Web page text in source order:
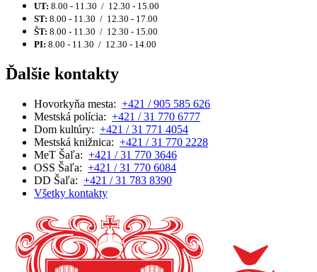
UT: 8.00 - 11.30 / 12.30 - 15.00
ST: 8.00 - 11.30 / 12.30 - 17.00
ŠT: 8.00 - 11.30 / 12.30 - 15.00
PI: 8.00 - 11.30 / 12.30 - 14.00
Ďalšie kontakty
Hovorkyňa mesta: +421 / 905 585 626
Mestská polícia: +421 / 31 770 6777
Dom kultúry: +421 / 31 771 4054
Mestská knižnica: +421 / 31 770 2228
MeT Šaľa: +421 / 31 770 3646
OSS Šaľa: +421 / 31 770 6084
DD Šaľa: +421 / 31 783 8390
Všetky kontakty